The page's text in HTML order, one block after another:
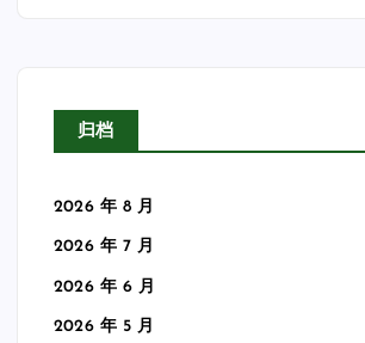
归档
2026 年 8 月
2026 年 7 月
2026 年 6 月
2026 年 5 月